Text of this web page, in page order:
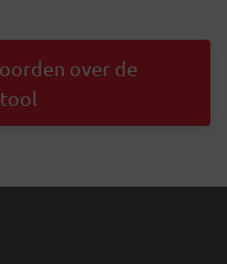
over de